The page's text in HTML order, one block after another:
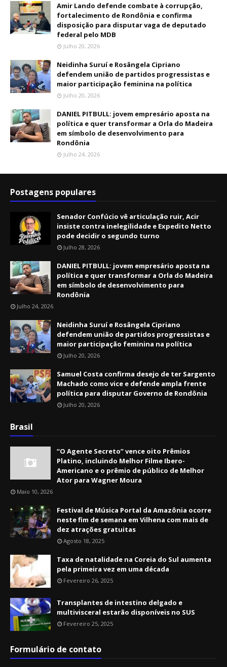
Amir Lando defende combate à corrupção,
fortalecimento de Rondônia e confirma
disposição para disputar vaga de deputado
federal pelo MDB
Julho 20, 2026
Neidinha Suruí e Rosângela Cipriano
defendem união de partidos progressistas e
maior participação feminina na política
Julho 20, 2026
DANIEL PITBULL: jovem empresário aposta na
política e quer transformar a Orla do Madeira
em símbolo de desenvolvimento para
Rondônia
Julho 24, 2026
Postagens populares
Senador Confúcio vê articulação ruir, Acir
insiste contra inelegilidade e Expedito Netto
pode decidir o segundo turno
Julho 28, 2026
DANIEL PITBULL: jovem empresário aposta na
política e quer transformar a Orla do Madeira
em símbolo de desenvolvimento para
Rondônia
Julho 24, 2026
Neidinha Suruí e Rosângela Cipriano
defendem união de partidos progressistas e
maior participação feminina na política
Julho 20, 2026
Samuel Costa confirma desejo de ter Sargento
Machado como vice e defende ampla frente
política para disputar Governo de Rondônia
Julho 20, 2026
Brasil
“O Agente Secreto” vence oito Prêmios
Platino, incluindo Melhor Filme Ibero-
Americano e o prêmio de público de Melhor
Ator para Wagner Moura
Maio 10, 2026
Festival de Música Portal da Amazônia ocorre
neste fim de semana em Vilhena com mais de
dez atrações gratuitas
Agosto 18, 2025
Taxa de natalidade na Coreia do Sul aumenta
pela primeira vez em uma década
Fevereiro 26, 2025
Transplantes de intestino delgado e
multivisceral estarão disponíveis no SUS
Fevereiro 25, 2025
Formulário de contato